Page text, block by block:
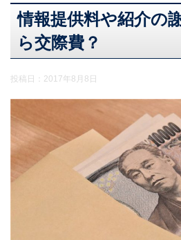
情報提供料や紹介の
ら交際費？
投稿日： 2017年8月8日